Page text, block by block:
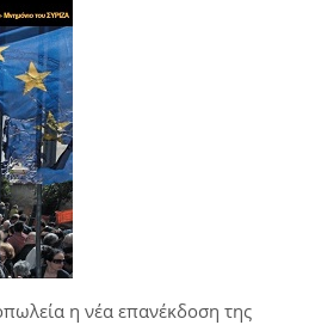
η νέα επανέκδοση της